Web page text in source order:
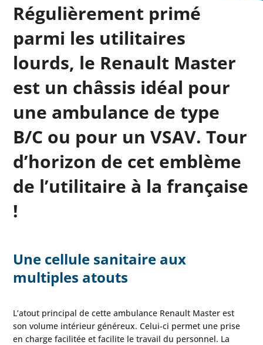
Régulièrement primé
parmi les utilitaires
lourds, le Renault Master
est un châssis idéal pour
une ambulance de type
B/C ou pour un VSAV. Tour
d’horizon de cet emblème
de l’utilitaire à la française
!
Une cellule sanitaire aux
multiples atouts
L’atout principal de cette ambulance Renault Master est
son volume intérieur généreux. Celui-ci permet une prise
en charge facilitée et facilite le travail du personnel. La